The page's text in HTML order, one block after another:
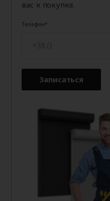
вас к покупке.
Телефон
Записаться